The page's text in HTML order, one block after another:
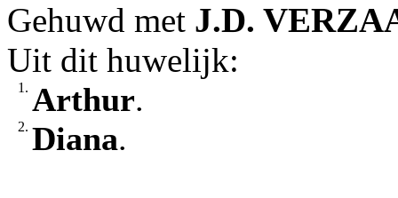
Gehuwd met J.D.
Uit dit huwelijk:
1. Arthur.
2. Diana.